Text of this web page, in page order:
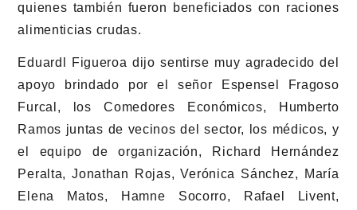
quienes también fueron beneficiados con raciones
alimenticias crudas.
Eduardl Figueroa dijo sentirse muy agradecido del
apoyo brindado por el señor Espensel Fragoso
Furcal, los Comedores Económicos, Humberto
Ramos juntas de vecinos del sector, los médicos, y
el equipo de organización, Richard Hernández
Peralta, Jonathan Rojas, Verónica Sánchez, María
Elena Matos, Hamne Socorro, Rafael Livent,